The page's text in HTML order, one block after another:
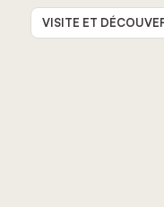
VISITE ET